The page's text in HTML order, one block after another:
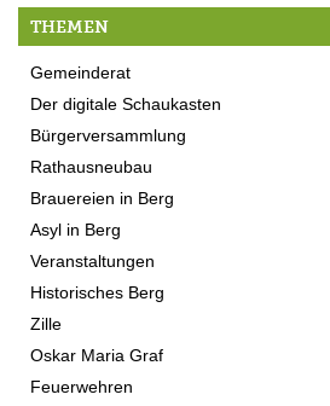
THEMEN
Gemeinderat
Der digitale Schaukasten
Bürgerversammlung
Rathausneubau
Brauereien in Berg
Asyl in Berg
Veranstaltungen
Historisches Berg
Zille
Oskar Maria Graf
Feuerwehren